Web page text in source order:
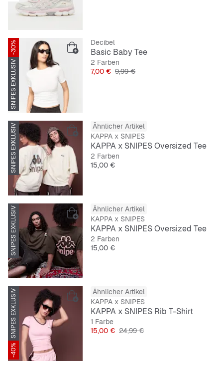
-30%
SNIPES EXKLUSIV
Decibel
Basic Baby Tee
2 Farben
Preis
7,00 € Originalpreis
9,99 €
SNIPES EXKLUSIV
Ähnlicher Artikel
KAPPA x SNIPES
KAPPA x SNIPES Oversized Tee
2 Farben
Preis
15,00 €
SNIPES EXKLUSIV
Ähnlicher Artikel
KAPPA x SNIPES
KAPPA x SNIPES Oversized Tee
2 Farben
Preis
15,00 €
SNIPES EXKLUSIV
-40%
Ähnlicher Artikel
KAPPA x SNIPES
KAPPA x SNIPES Rib T-Shirt
1 Farbe
Preis
15,00 € Originalpreis
24,99 €